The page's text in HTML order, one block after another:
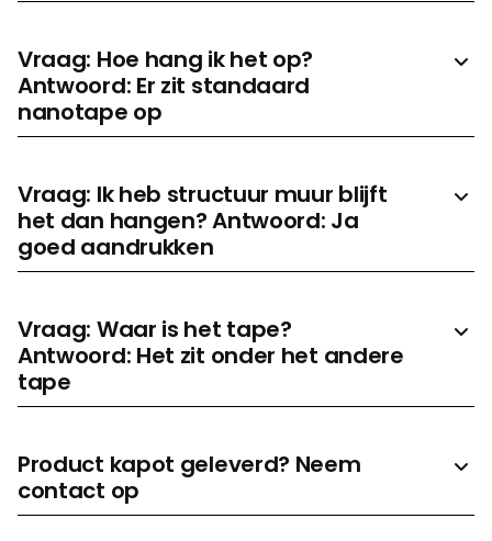
Vraag: Hoe hang ik het op?
Antwoord: Er zit standaard
nanotape op
Vraag: Ik heb structuur muur blijft
het dan hangen? Antwoord: Ja
goed aandrukken
Vraag: Waar is het tape?
Antwoord: Het zit onder het andere
tape
Product kapot geleverd? Neem
contact op
Prijs aanvragen